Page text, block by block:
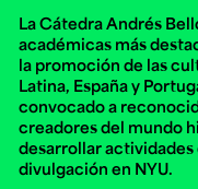
Configuración de
Universidad de los
Reconocimiento
Posgrados
Ext. 4925
La Cátedra Andrés
académicas más
la promoción de las
Latina, España y
convocado a
creadores del mundo
desarrollar
divulgación en NYU.